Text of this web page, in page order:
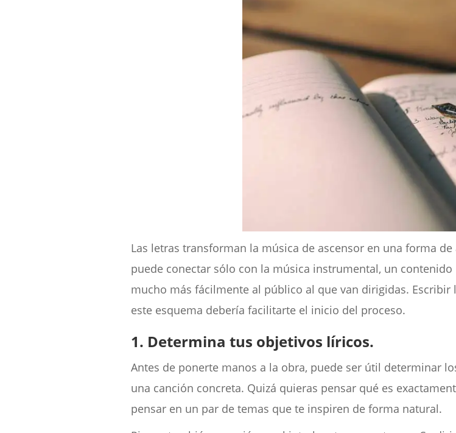
Las letras transforman la música de ascensor en una forma
puede conectar sólo con la música instrumental, un
mucho más fácilmente al público al que van dirigidas.
este esquema debería facilitarte el inicio del proceso.
1. Determina tus objetivos líricos.
Antes de ponerte manos a la obra, puede ser útil determinar
una canción concreta. Quizá quieras pensar qué es
pensar en un par de temas que te inspiren de forma natural.